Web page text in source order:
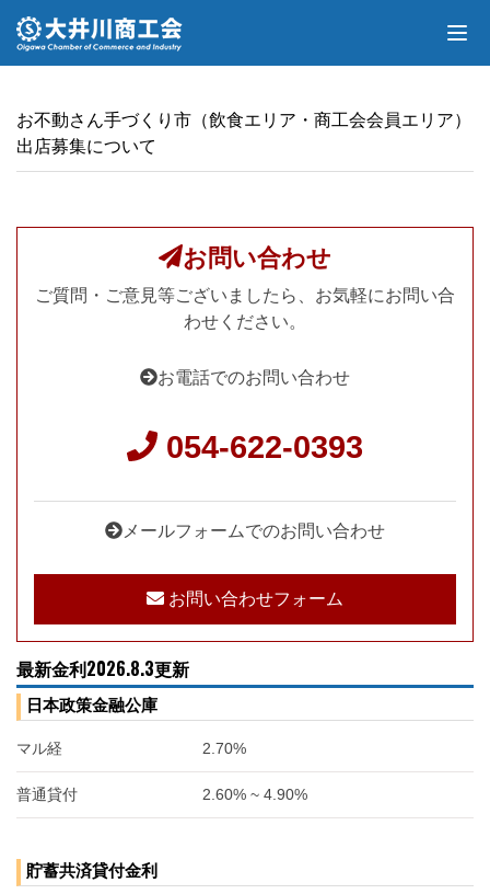
お不動さん手づくり市（飲食エリア・商工会会員エリア）
出店募集について
お問い合わせ
ご質問・ご意見等ございましたら、お気軽にお問い合
わせください。
お電話でのお問い合わせ
054-622-0393
メールフォームでのお問い合わせ
お問い合わせフォーム
最新金利2026.8.3更新
日本政策金融公庫
マル経 2.70%
普通貸付 2.60% ~ 4.90%
貯蓄共済貸付金利